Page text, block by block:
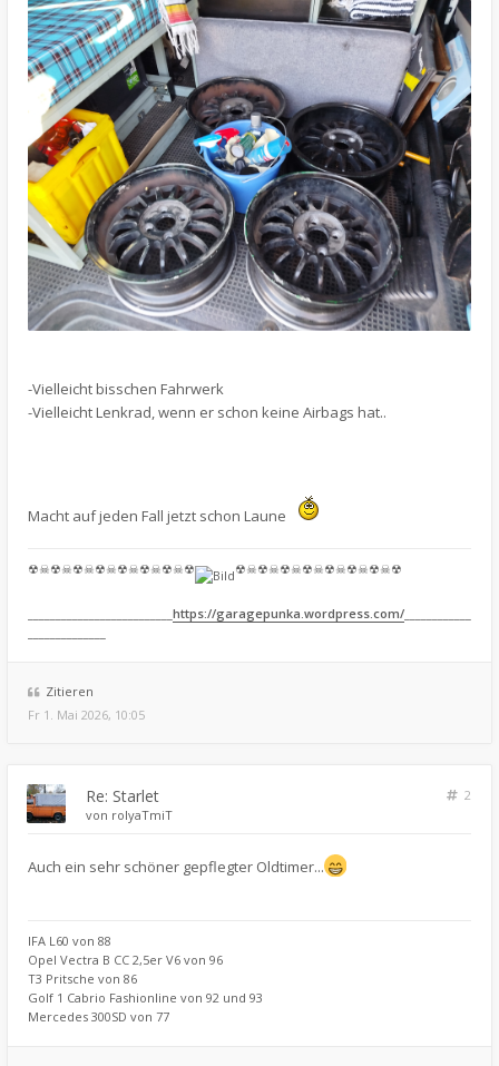
-Vielleicht bisschen Fahrwerk
-Vielleicht Lenkrad, wenn er schon keine Airbags hat..
Macht auf jeden Fall jetzt schon Laune
☢☠☢☠☢☠☢☠☢☠☢☠☢☠☢ ☢☠☢☠☢☠☢☠☢☠☢☠☢☠☢
https://garagepunka.wordpress.com/
Zitieren
Fr 1. Mai 2026, 10:05
Re: Starlet
2
von rolyaTmiT
Auch ein sehr schöner gepflegter Oldtimer...
IFA L60 von 88
Opel Vectra B CC 2,5er V6 von 96
T3 Pritsche von 86
Golf 1 Cabrio Fashionline von 92 und 93
Mercedes 300SD von 77